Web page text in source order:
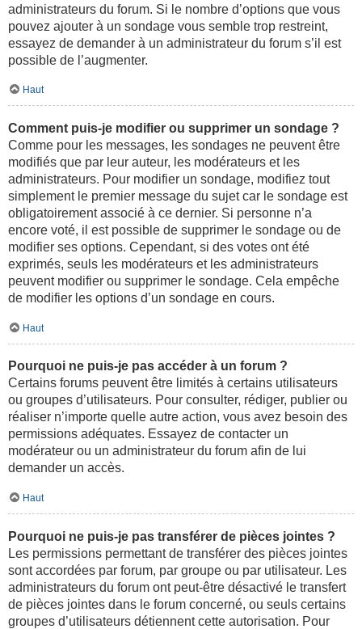
administrateurs du forum. Si le nombre d’options que vous
pouvez ajouter à un sondage vous semble trop restreint,
essayez de demander à un administrateur du forum s’il est
possible de l’augmenter.
Haut
Comment puis-je modifier ou supprimer un sondage ?
Comme pour les messages, les sondages ne peuvent être
modifiés que par leur auteur, les modérateurs et les
administrateurs. Pour modifier un sondage, modifiez tout
simplement le premier message du sujet car le sondage est
obligatoirement associé à ce dernier. Si personne n’a
encore voté, il est possible de supprimer le sondage ou de
modifier ses options. Cependant, si des votes ont été
exprimés, seuls les modérateurs et les administrateurs
peuvent modifier ou supprimer le sondage. Cela empêche
de modifier les options d’un sondage en cours.
Haut
Pourquoi ne puis-je pas accéder à un forum ?
Certains forums peuvent être limités à certains utilisateurs
ou groupes d’utilisateurs. Pour consulter, rédiger, publier ou
réaliser n’importe quelle autre action, vous avez besoin des
permissions adéquates. Essayez de contacter un
modérateur ou un administrateur du forum afin de lui
demander un accès.
Haut
Pourquoi ne puis-je pas transférer de pièces jointes ?
Les permissions permettant de transférer des pièces jointes
sont accordées par forum, par groupe ou par utilisateur. Les
administrateurs du forum ont peut-être désactivé le transfert
de pièces jointes dans le forum concerné, ou seuls certains
groupes d’utilisateurs détiennent cette autorisation. Pour